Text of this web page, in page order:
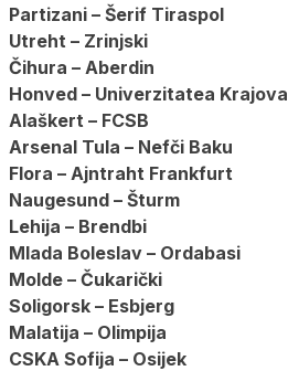
Partizani – Šerif Tiraspol
Utreht – Zrinjski
Čihura – Aberdin
Honved – Univerzitatea Krajova
Alaškert – FCSB
Arsenal Tula – Nefči Baku
Flora – Ajntraht Frankfurt
Naugesund – Šturm
Lehija – Brendbi
Mlada Boleslav – Ordabasi
Molde – Čukarički
Soligorsk – Esbjerg
Malatija – Olimpija
CSKA Sofija – Osijek